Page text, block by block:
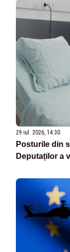
29 iul. 2026, 14:30
Posturile din
Deputaților a